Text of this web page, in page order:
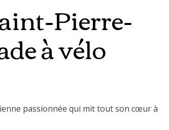
Pierre-
à vélo
passionnée qui mit tout son cœur à